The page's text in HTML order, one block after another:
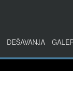
DEŠAVANJA